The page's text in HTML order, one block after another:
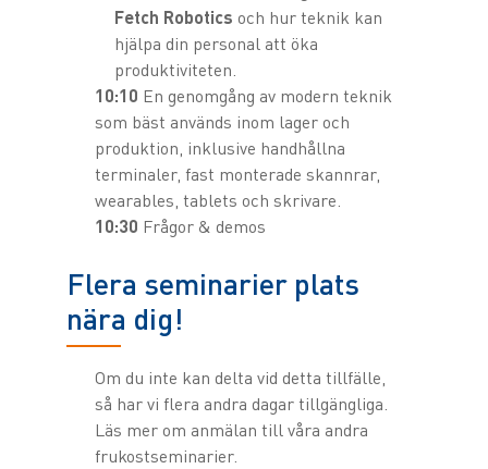
Fetch Robotics och hur teknik kan
hjälpa din personal att öka
produktiviteten.
10:10 En genomgång av modern teknik
som bäst används inom lager och
produktion, inklusive handhållna
terminaler, fast monterade skannrar,
wearables, tablets och skrivare.
10:30 Frågor & demos
Flera seminarier plats
nära dig!
Om du inte kan delta vid detta tillfälle,
så har vi flera andra dagar tillgängliga.
Läs mer om anmälan till våra andra
frukostseminarier.